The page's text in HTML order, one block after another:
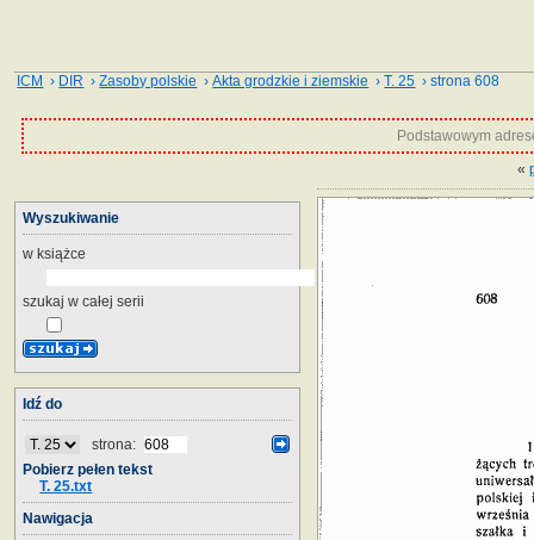
ICM › DIR ›Zasoby polskie ›Akta grodzkie i ziemskie ›T. 25 › strona 608
Podstawowym
«
Wyszukiwanie
w książce
szukaj w całej serii
Idź do
strona:
Pobierz pełen tekst
T. 25.txt
Nawigacja